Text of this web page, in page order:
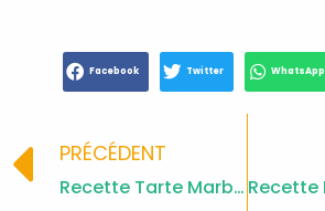
Facebook Twitter WhatsApp
Prev
PRÉCÉDENT
Recette Tarte Marbrée Caramel Chocolat